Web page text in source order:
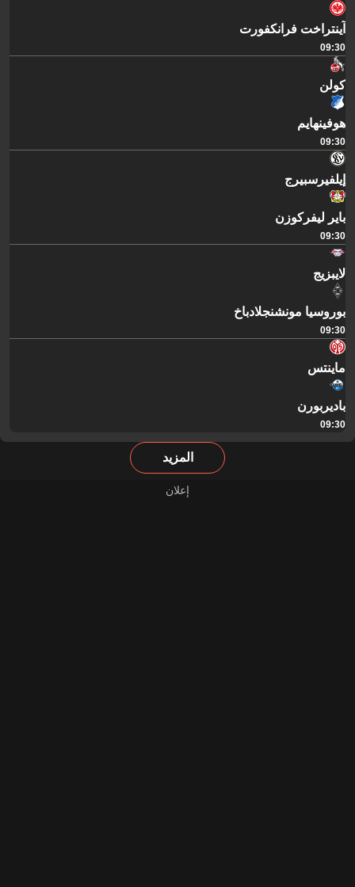
آينتراخت فرانكفورت
09:30
كولن
هوفينهايم
09:30
إيلفيرسبيرج
باير ليفركوزن
09:30
لايبزيج
بوروسيا مونشنجلادباخ
09:30
ماينتس
باديربورن
09:30
المزيد